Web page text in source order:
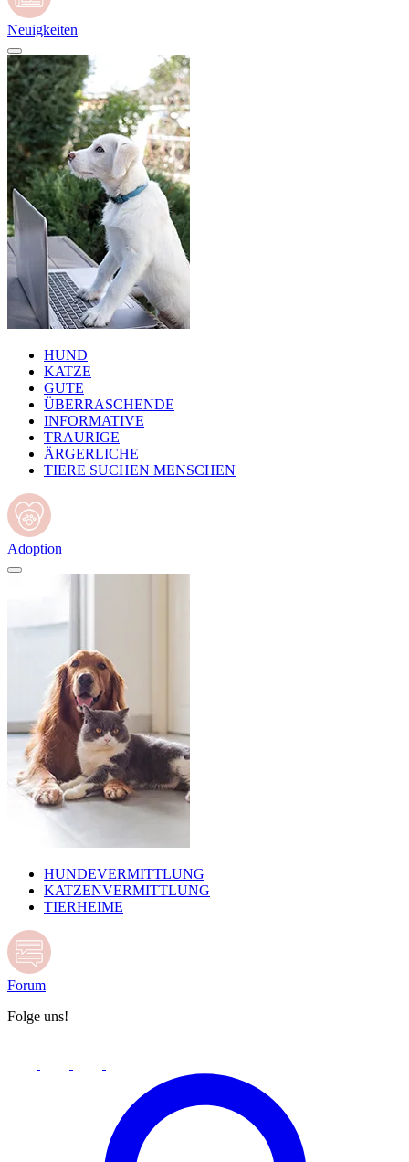
Neuigkeiten
HUND
KATZE
GUTE
ÜBERRASCHENDE
INFORMATIVE
TRAURIGE
ÄRGERLICHE
TIERE SUCHEN MENSCHEN
Adoption
HUNDEVERMITTLUNG
KATZENVERMITTLUNG
TIERHEIME
Forum
Folge uns!